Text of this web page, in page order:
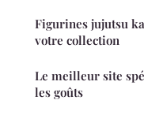
Figurines jujutsu
votre collection
Le meilleur site
les goûts